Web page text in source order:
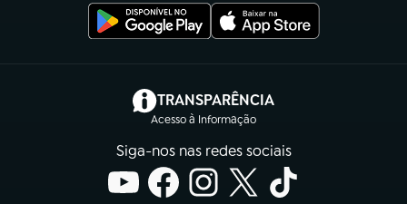
TRANSPARÊNCIA
Acesso à Informação
(abre em nova aba)
Siga-nos nas redes sociais